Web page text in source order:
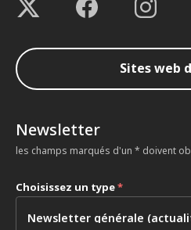
Sites web
Newsletter
les champs marqués d'un * doivent
Choisissez un type*